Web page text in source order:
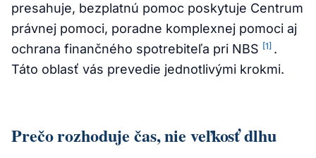
presahuje, bezplatnú pomoc poskytuje Centrum
právnej pomoci, poradne komplexnej pomoci aj
ochrana finančného spotrebiteľa pri NBS [1] .
Táto oblasť vás prevedie jednotlivými krokmi.
Prečo rozhoduje čas, nie veľkosť dlhu